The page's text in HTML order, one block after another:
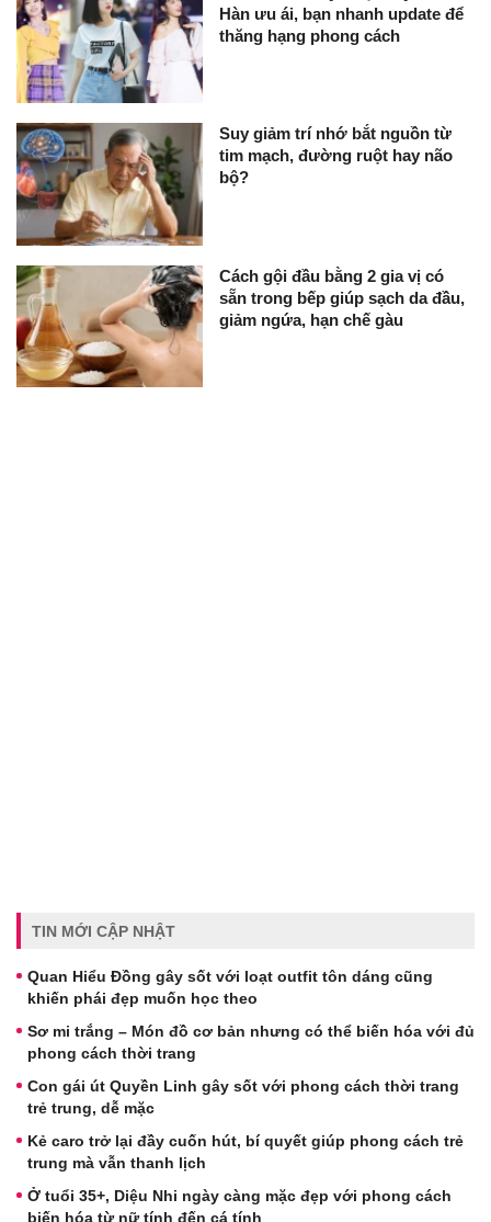
Hàn ưu ái, bạn nhanh update để
thăng hạng phong cách
Suy giảm trí nhớ bắt nguồn từ
tim mạch, đường ruột hay não
bộ?
Cách gội đầu bằng 2 gia vị có
sẵn trong bếp giúp sạch da đầu,
giảm ngứa, hạn chế gàu
TIN MỚI CẬP NHẬT
Quan Hiểu Đồng gây sốt với loạt outfit tôn dáng cũng
khiến phái đẹp muốn học theo
Sơ mi trắng – Món đồ cơ bản nhưng có thể biến hóa với đủ
phong cách thời trang
Con gái út Quyền Linh gây sốt với phong cách thời trang
trẻ trung, dễ mặc
Kẻ caro trở lại đầy cuốn hút, bí quyết giúp phong cách trẻ
trung mà vẫn thanh lịch
Ở tuổi 35+, Diệu Nhi ngày càng mặc đẹp với phong cách
biến hóa từ nữ tính đến cá tính